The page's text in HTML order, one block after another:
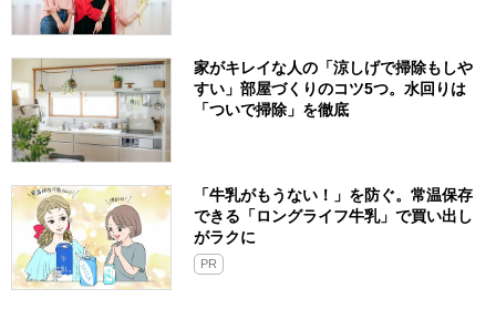
家がキレイな人の「涼しげで掃除もしや
すい」部屋づくりのコツ5つ。水回りは
「ついで掃除」を徹底
「牛乳がもうない！」を防ぐ。常温保存
できる「ロングライフ牛乳」で買い出し
がラクに
PR